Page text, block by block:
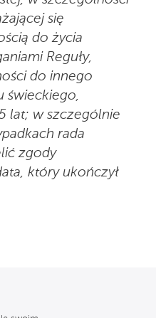
się
do życia
Reguły,
do innego
świeckiego,
lat; w szczególnie
rada
zgody
który ukończył